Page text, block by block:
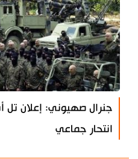
جنرال صهيوني: إعلان تل
انتحار جماعي